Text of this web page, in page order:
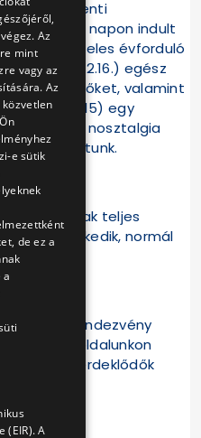
az adventi
éve ezen a napon indult
A jeles évforduló
(2018.12.16.) egész
érdeklődőket, valamint
(2018.12.15) egy
állító nosztalgia
állítunk.
vonalak teljes
közlekedik, normál
rendezvény
oldalunkon
az érdeklődők
Az
mint
vagy az
Az
e sütik
de ez a
a
(EIR). A